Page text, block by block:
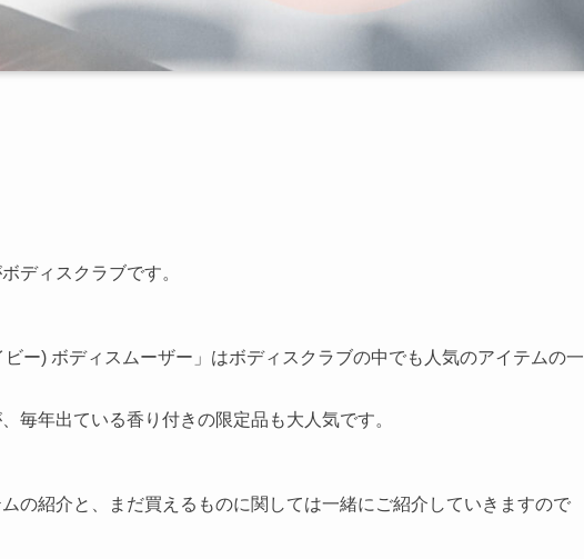
ディスクラブです。
ー) ボディスムーザー」はボディスクラブの中でも人気のアイテムの一
毎年出ている香り付きの限定品も大人気です。
の紹介と、まだ買えるものに関しては一緒にご紹介していきますので